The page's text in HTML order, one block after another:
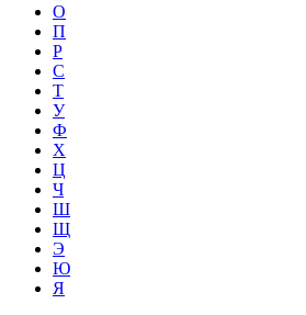
О
П
Р
С
Т
У
Ф
Х
Ц
Ч
Ш
Щ
Э
Ю
Я